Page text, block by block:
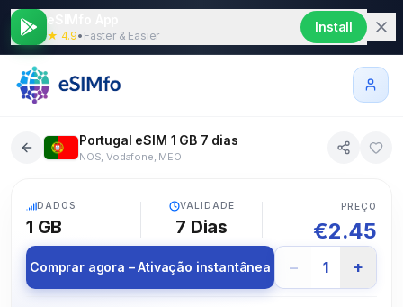
★ 4.9• Faster & Easier
Install
Portugal eSIM 1 GB 7 dias
NOS, Vodafone, MEO
DADOS
1 GB
VALIDADE
7 Dias
PREÇO
€2.45
Comprar agora – Ativação instantânea − 1 +